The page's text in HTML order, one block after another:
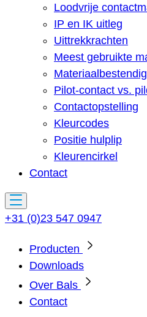
Loodvrije
IP en IK uitleg
Uittrekkrachten
Meest gebruikte
Pilot-contact vs.
Contactopstelling
Kleurcodes
Positie hulplip
Kleurencirkel
Contact
+31 (0)23 547 0947
Producten
Downloads
Over Bals
Contact